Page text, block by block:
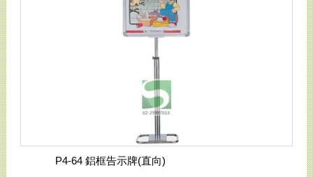
P4-64 鋁框告示牌(直向)